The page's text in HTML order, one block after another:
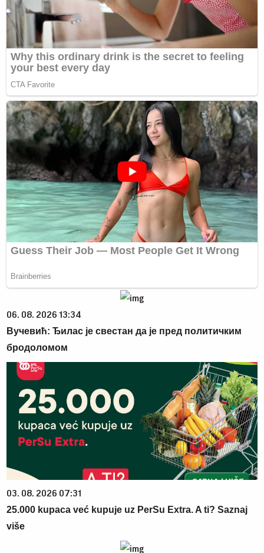
06. 08. 2026 13:34
Вучевић: Ђилас је свестан да је пред политичким
бродоломом
03. 08. 2026 07:31
25.000 kupaca već kupuje uz PerSu Extra. A ti? Saznaj
više